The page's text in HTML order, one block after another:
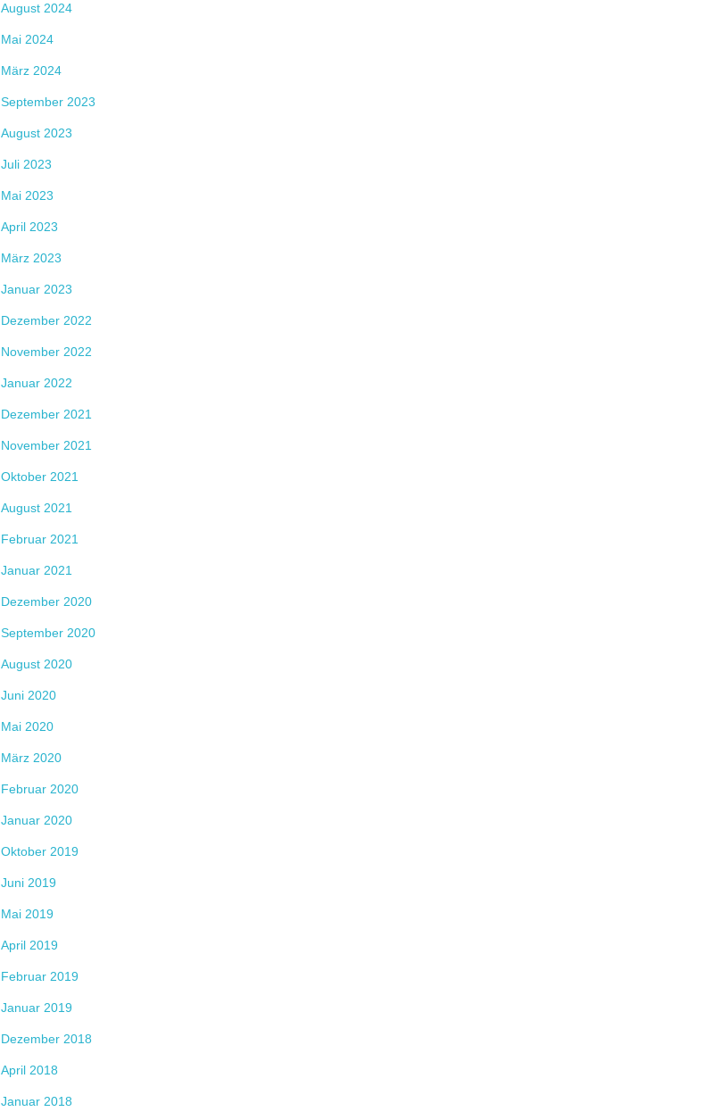
August 2024
Mai 2024
März 2024
September 2023
August 2023
Juli 2023
Mai 2023
April 2023
März 2023
Januar 2023
Dezember 2022
November 2022
Januar 2022
Dezember 2021
November 2021
Oktober 2021
August 2021
Februar 2021
Januar 2021
Dezember 2020
September 2020
August 2020
Juni 2020
Mai 2020
März 2020
Februar 2020
Januar 2020
Oktober 2019
Juni 2019
Mai 2019
April 2019
Februar 2019
Januar 2019
Dezember 2018
April 2018
Januar 2018